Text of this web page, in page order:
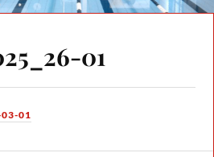
01
01